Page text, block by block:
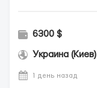
6300 $
Украина (Киев)
1 день назад